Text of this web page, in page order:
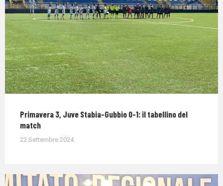
Primavera 3, Juve Stabia-Gubbio 0-1: il tabellino del
match
22 Settembre 2024